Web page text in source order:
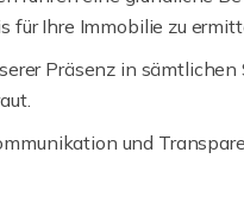
für Ihre Immobilie zu
Präsenz in
und